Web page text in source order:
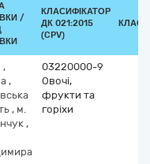
/
КЛАСИФІКАТОР
ДК 021:2015
(CPV)
,
,
, м.
,
03220000-9
Овочі,
фрукти та
горіхи